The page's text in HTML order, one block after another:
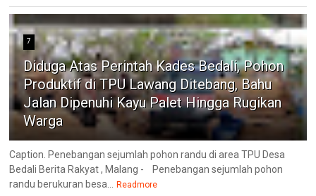
7
Diduga Atas Perintah Kades Bedali, Pohon
Produktif di TPU Lawang Ditebang, Bahu
Jalan Dipenuhi Kayu Palet Hingga Rugikan
Warga
Caption. Penebangan sejumlah pohon randu di area TPU Desa
Bedali Berita Rakyat , Malang - Penebangan sejumlah pohon
randu berukuran besa...
Readmore